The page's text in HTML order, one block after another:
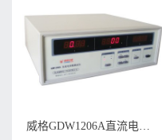
威格GDW1206A直流电参数测量仪 测试仪器生产厂家 老品牌保障